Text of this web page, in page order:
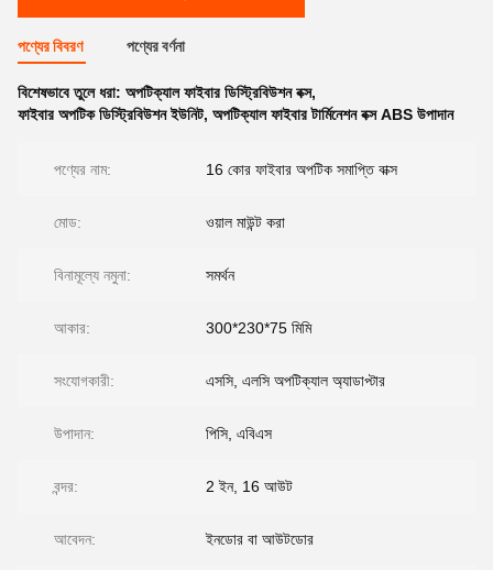
পণ্যের বিবরণ পণ্যের বর্ণনা
বিশেষভাবে তুলে ধরা: অপটিক্যাল ফাইবার ডিস্ট্রিবিউশন বক্স,
ফাইবার অপটিক ডিস্ট্রিবিউশন ইউনিট, অপটিক্যাল ফাইবার টার্মিনেশন বক্স ABS উপাদান
পণ্যের নাম: 16 কোর ফাইবার অপটিক সমাপ্তি বাক্স
মোড: ওয়াল মাউন্ট করা
বিনামূল্যে নমুনা: সমর্থন
আকার: 300*230*75 মিমি
সংযোগকারী: এসসি, এলসি অপটিক্যাল অ্যাডাপ্টার
উপাদান: পিসি, এবিএস
বন্দর: 2 ইন, 16 আউট
আবেদন: ইনডোর বা আউটডোর